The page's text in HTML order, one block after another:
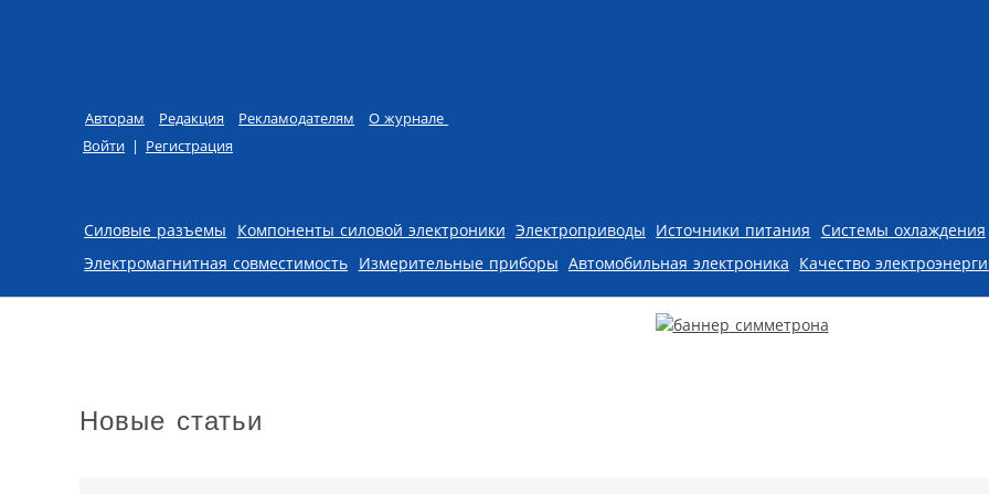
Авторам Редакция Рекламодателям
О журнале
Войти | Регистрация
Skip to content
Силовые разъемы Компоненты силовой электроники Электроприводы Источники питания Системы охлаждения
Электромагнитная совместимость Измерительные приборы Автомобильная электроника Качество
Новые статьи